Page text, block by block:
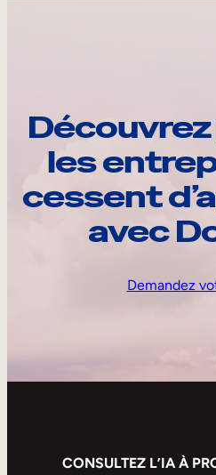
les
cessent
avec
Demandez
CONSULTEZ L’IA À